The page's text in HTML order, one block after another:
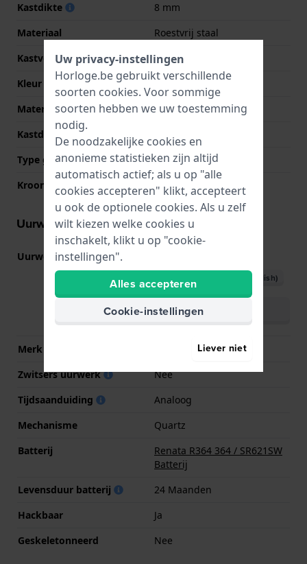
Kastdikte
8 mm
Materiaal
Roestvrij staal
Kastvorm
Rond
Kleur kast
Zilver
Materiaal kastdeksel
Roestvrij staal
Kastdeksel
Klikkast
Type glas
Mineraal
Kroon
Trek kroon
Uurwerk informatie
Uurwerk nr.
Download handboek (English)
(meertalig)
Merk uurwerk
Seiko Instruments Inc.
Zwitsers uurwerk
Nee
Tijdsaanduiding
Analoog
Mechanisme
Quartz
Batterij
Renata R364 364 / SR621SW
Batterij
Levensduur batterij
24 Maanden
Hackbaar
Ja
Geskeletonneerd
Nee
Uw privacy-instellingen
Horloge.be gebruikt verschillende
soorten cookies. Voor sommige
soorten hebben we uw toestemming
nodig.
De noodzakelijke cookies en
anonieme statistieken zijn altijd
automatisch actief; als u op "alle
cookies accepteren" klikt, accepteert
u ook de optionele cookies. Als u zelf
wilt kiezen welke cookies u
inschakelt, klikt u op "cookie-
instellingen".
Alles accepteren
Cookie-instellingen
Liever niet